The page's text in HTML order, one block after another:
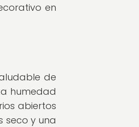
en
de
humedad
abiertos
seco y una